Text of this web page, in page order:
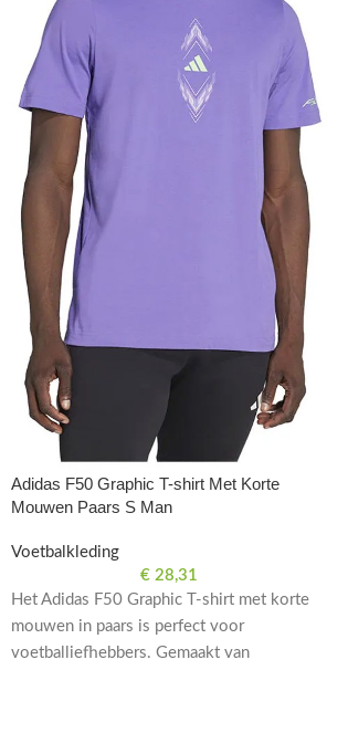
Adidas F50 Graphic T-shirt Met Korte
Mouwen Paars S Man
Voetbalkleding
€28,31
Het Adidas F50 Graphic T-shirt met korte
mouwen in paars is perfect voor
voetballiefhebbers. Gemaakt van